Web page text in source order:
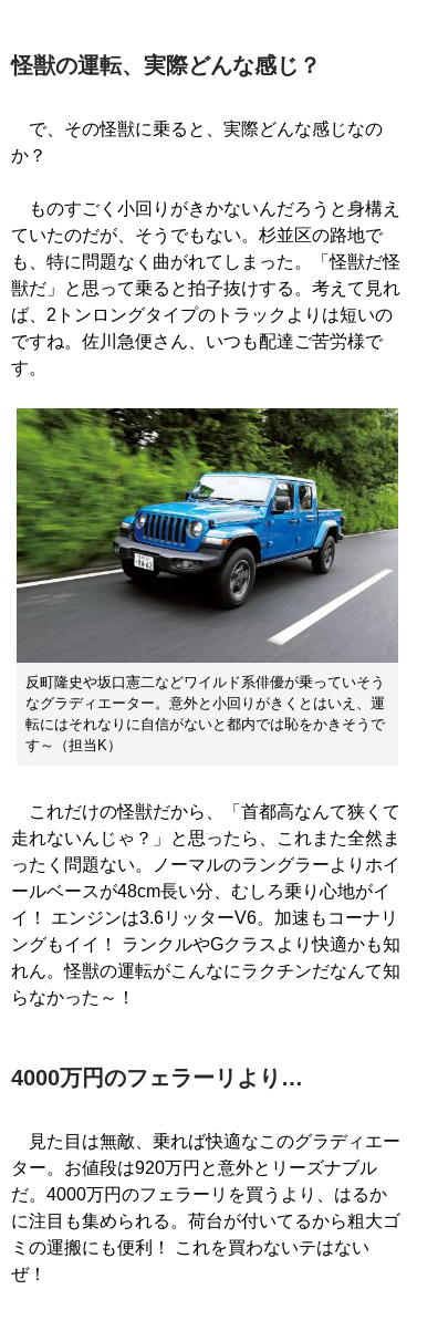
怪獣の運転、実際どんな感じ？
で、その怪獣に乗ると、実際どんな感じなの
か？
ものすごく小回りがきかないんだろうと身構え
ていたのだが、そうでもない。杉並区の路地で
も、特に問題なく曲がれてしまった。「怪獣だ怪
獣だ」と思って乗ると拍子抜けする。考えて見れ
ば、2トンロングタイプのトラックよりは短いの
ですね。佐川急便さん、いつも配達ご苦労様で
す。
反町隆史や坂口憲二などワイルド系俳優が乗っていそう
なグラディエーター。意外と小回りがきくとはいえ、運
転にはそれなりに自信がないと都内では恥をかきそうで
す～（担当K）
これだけの怪獣だから、「首都高なんて狭くて
走れないんじゃ？」と思ったら、これまた全然ま
ったく問題ない。ノーマルのラングラーよりホイ
ールベースが48‌cm長い分、むしろ乗り心地がイ
イ！ エンジンは3.6リッターV6。加速もコーナリ
ングもイイ！ ランクルやGクラスより快適かも知
れん。怪獣の運転がこんなにラクチンだなんて知
らなかった～！
4000万円のフェラーリより…
見た目は無敵、乗れば快適なこのグラディエー
ター。お値段は920万円と意外とリーズナブル
だ。4000万円のフェラーリを買うより、はるか
に注目も集められる。荷台が付いてるから粗大ゴ
ミの運搬にも便利！ これを買わないテはない
ぜ！